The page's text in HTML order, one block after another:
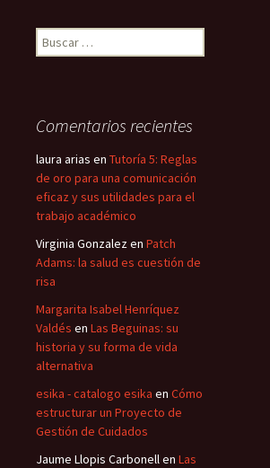
Buscar:
Comentarios recientes
laura arias en Tutoría 5: Reglas
de oro para una comunicación
eficaz y sus utilidades para el
trabajo académico
Virginia Gonzalezen Patch
Adams: la salud es cuestión de
risa
Margarita Isabel Henríquez
Valdés en Las Beguinas: su
historia y su forma de vida
alternativa
esika - catalogo esika en Cómo
estructurar un Proyecto de
Gestión de Cuidados
Jaume Llopis Carbonellen Las